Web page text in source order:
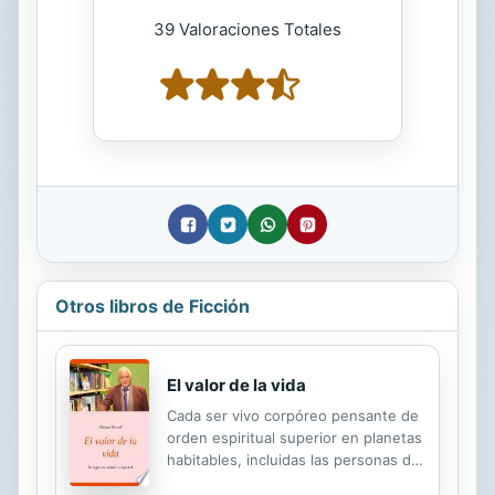
39 Valoraciones Totales
Otros libros de Ficción
El valor de la vida
Cada ser vivo corpóreo pensante de
orden espiritual superior en planetas
habitables, incluidas las personas del